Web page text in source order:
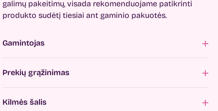
galimų pakeitimų, visada rekomenduojame patikrinti
produkto sudėtį tiesiai ant gaminio pakuotės.
Gamintojas
Prekių grąžinimas
Kilmės šalis